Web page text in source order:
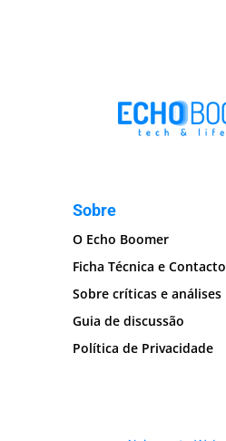
Sobre
O Echo Boomer
Ficha Técnica e
Sobre críticas e análises
Guia de discussão
Política de Privacidade